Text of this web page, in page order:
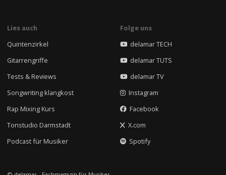
Lies auch
Quintenzirkel
Gitarrengriffe
Tests & Reviews
Songwriting klangkost
Rap Mixing Kurs
Tonstudio Darmstadt
Podcast für Musiker
Folge uns
delamar TECH
delamar TUTS
delamar TV
Instagram
Facebook
X.com
Spotify